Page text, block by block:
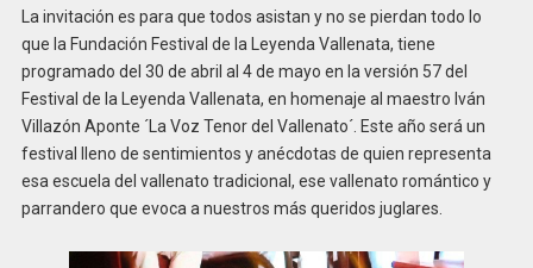
La invitación es para que todos asistan y no se pierdan todo lo
que la Fundación Festival de la Leyenda Vallenata, tiene
programado del 30 de abril al 4 de mayo en la versión 57 del
Festival de la Leyenda Vallenata, en homenaje al maestro Iván
Villazón Aponte ´La Voz Tenor del Vallenato´. Este año será un
festival lleno de sentimientos y anécdotas de quien representa
esa escuela del vallenato tradicional, ese vallenato romántico y
parrandero que evoca a nuestros más queridos juglares.